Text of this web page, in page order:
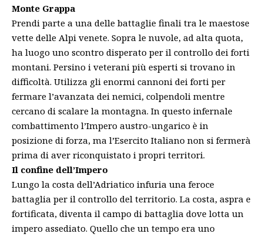
Monte Grappa
Prendi parte a una delle battaglie finali tra le maestose
vette delle Alpi venete. Sopra le nuvole, ad alta quota,
ha luogo uno scontro disperato per il controllo dei forti
montani. Persino i veterani più esperti si trovano in
difficoltà. Utilizza gli enormi cannoni dei forti per
fermare l’avanzata dei nemici, colpendoli mentre
cercano di scalare la montagna. In questo infernale
combattimento l’Impero austro-ungarico è in
posizione di forza, ma l’Esercito Italiano non si fermerà
prima di aver riconquistato i propri territori.
Il confine dell’Impero
Lungo la costa dell’Adriatico infuria una feroce
battaglia per il controllo del territorio. La costa, aspra e
fortificata, diventa il campo di battaglia dove lotta un
impero assediato. Quello che un tempo era uno